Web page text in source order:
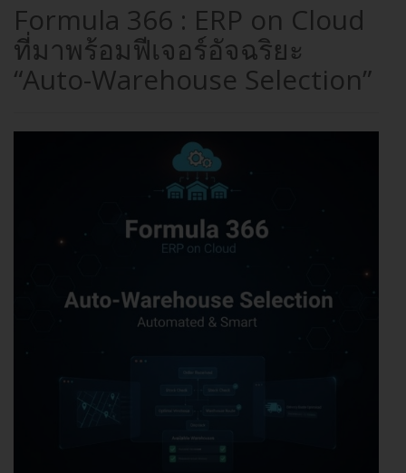
Formula 366 : ERP on Cloud
ที่มาพร้อมฟีเจอร์อัจฉริยะ
“Auto-Warehouse Selection”